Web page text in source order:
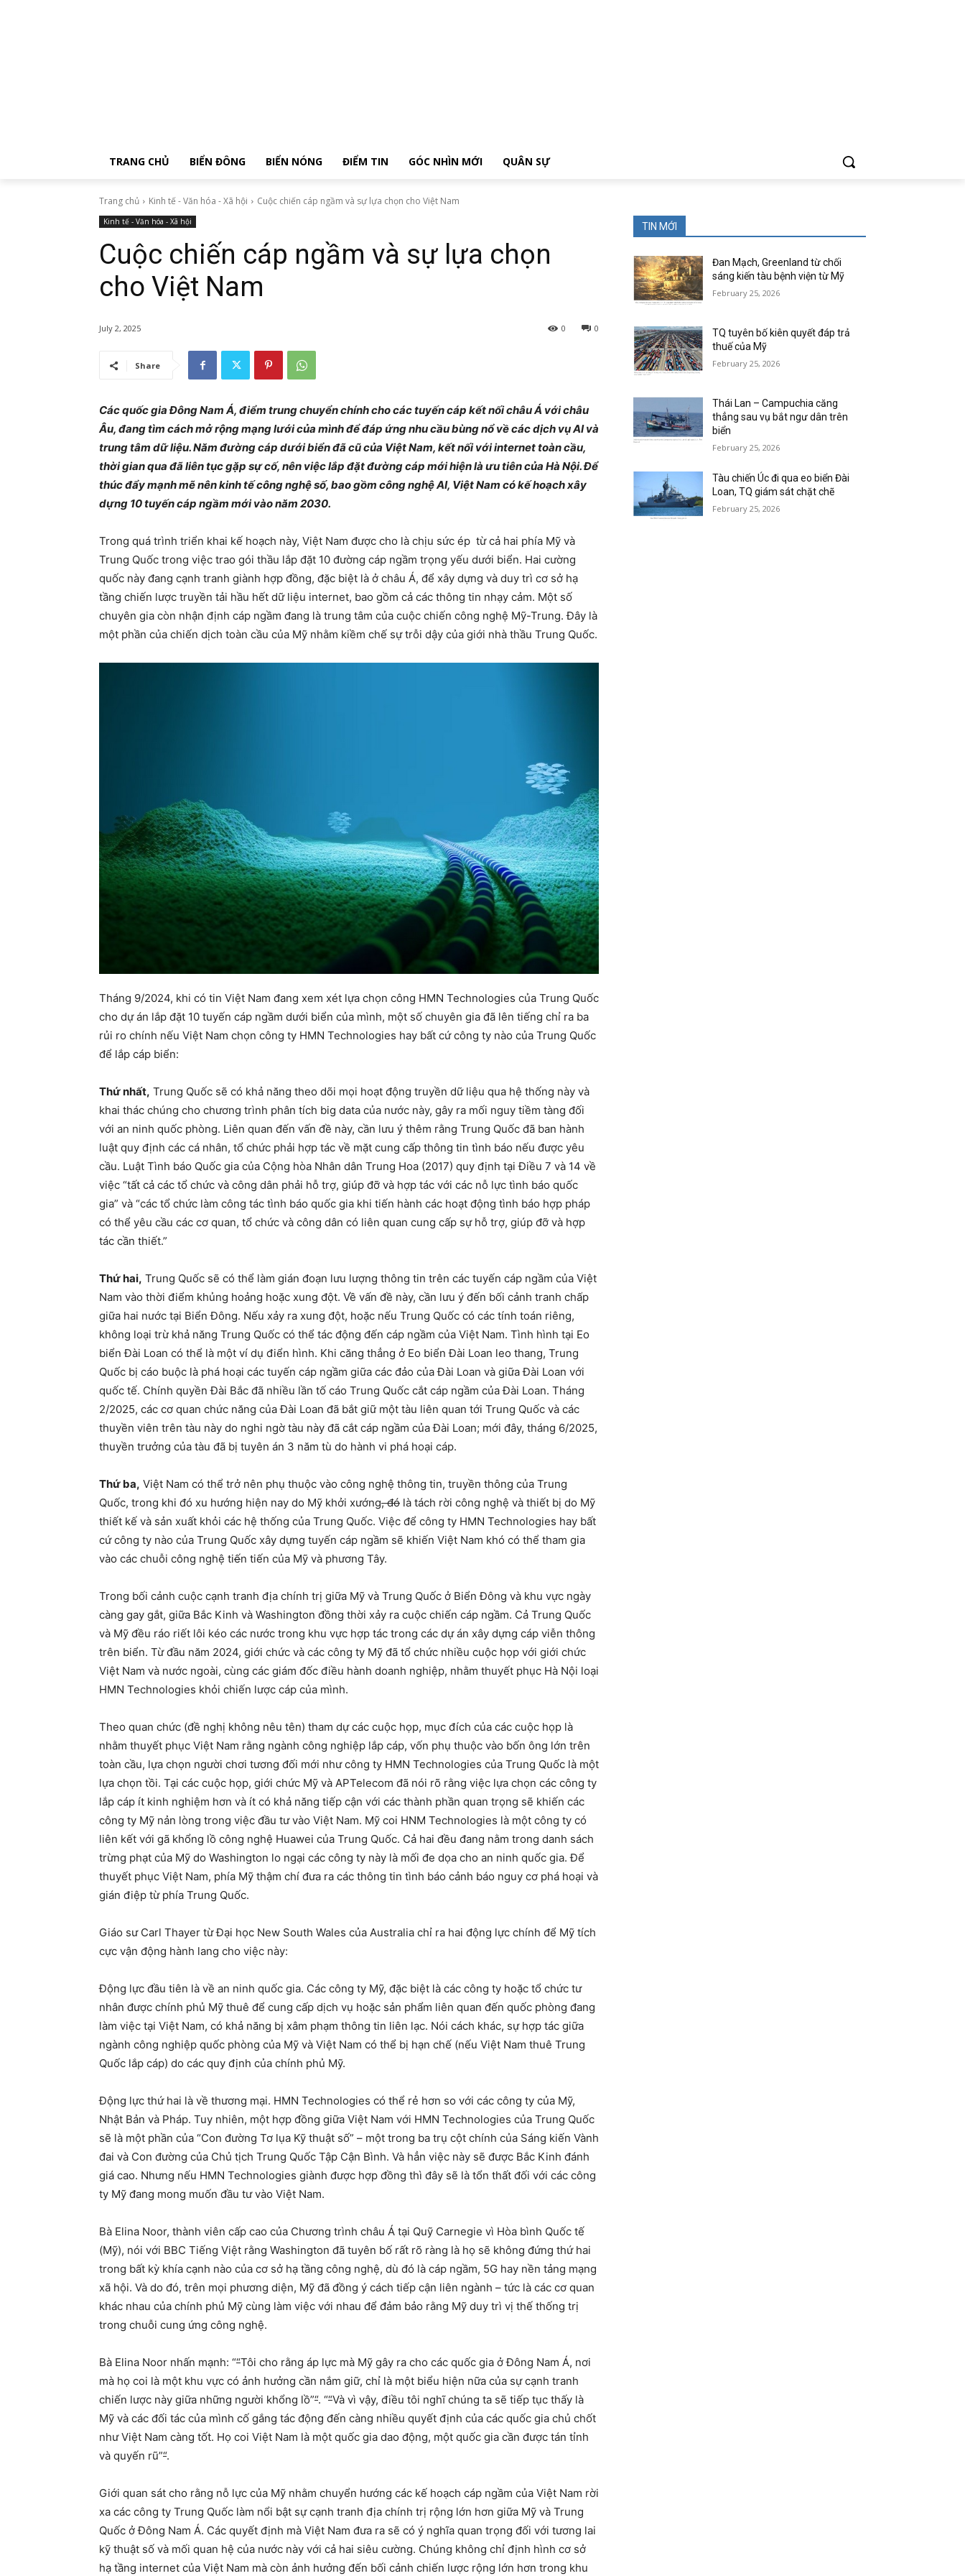
TRANG CHỦ BIỂN ĐÔNG BIỂN NÓNG ĐIỂM TIN GÓC NHÌN MỚI QUÂN SỰ
Trang chủ Kinh tế - Văn hóa - Xã hội Cuộc chiến cáp ngầm và sự lựa chọn cho Việt Nam
Kinh tế - Văn hóa - Xã hội
Cuộc chiến cáp ngầm và sự lựa chọn
cho Việt Nam
July 2, 2025 0
0
Share
Các quốc gia Đông Nam Á, điểm trung chuyển chính cho các tuyến cáp kết nối châu Á với châu
Âu, đang tìm cách mở rộng mạng lưới của mình để đáp ứng nhu cầu bùng nổ về các dịch vụ AI và
trung tâm dữ liệu. Năm đường cáp dưới biển đã cũ của Việt Nam, kết nối với internet toàn cầu,
thời gian qua đã liên tục gặp sự cố, nên việc lắp đặt đường cáp mới hiện là ưu tiên của Hà Nội. Để
thúc đẩy mạnh mẽ nên kinh tế công nghệ số, bao gồm công nghệ AI, Việt Nam có kế hoạch xây
dựng 10 tuyến cáp ngầm mới vào năm 2030.
Trong quá trình triển khai kế hoạch này, Việt Nam được cho là chịu sức ép từ cả hai phía Mỹ và
Trung Quốc trong việc trao gói thầu lắp đặt 10 đường cáp ngầm trọng yếu dưới biển. Hai cường
quốc này đang cạnh tranh giành hợp đồng, đặc biệt là ở châu Á, để xây dựng và duy trì cơ sở hạ
tầng chiến lược truyền tải hầu hết dữ liệu internet, bao gồm cả các thông tin nhạy cảm. Một số
chuyên gia còn nhận định cáp ngầm đang là trung tâm của cuộc chiến công nghệ Mỹ-Trung. Đây là
một phần của chiến dịch toàn cầu của Mỹ nhằm kiềm chế sự trỗi dậy của giới nhà thầu Trung Quốc.
Tháng 9/2024, khi có tin Việt Nam đang xem xét lựa chọn công HMN Technologies của Trung Quốc
cho dự án lắp đặt 10 tuyến cáp ngầm dưới biển của mình, một số chuyên gia đã lên tiếng chỉ ra ba
rủi ro chính nếu Việt Nam chọn công ty HMN Technologies hay bất cứ công ty nào của Trung Quốc
để lắp cáp biển:
Thứ nhất, Trung Quốc sẽ có khả năng theo dõi mọi hoạt động truyền dữ liệu qua hệ thống này và
khai thác chúng cho chương trình phân tích big data của nước này, gây ra mối nguy tiềm tàng đối
với an ninh quốc phòng. Liên quan đến vấn đề này, cần lưu ý thêm rằng Trung Quốc đã ban hành
luật quy định các cá nhân, tổ chức phải hợp tác về mặt cung cấp thông tin tình báo nếu được yêu
cầu. Luật Tình báo Quốc gia của Cộng hòa Nhân dân Trung Hoa (2017) quy định tại Điều 7 và 14 về
việc “tất cả các tổ chức và công dân phải hỗ trợ, giúp đỡ và hợp tác với các nỗ lực tình báo quốc
gia” và “các tổ chức làm công tác tình báo quốc gia khi tiến hành các hoạt động tình báo hợp pháp
có thể yêu cầu các cơ quan, tổ chức và công dân có liên quan cung cấp sự hỗ trợ, giúp đỡ và hợp
tác cần thiết.”
Thứ hai, Trung Quốc sẽ có thể làm gián đoạn lưu lượng thông tin trên các tuyến cáp ngầm của Việt
Nam vào thời điểm khủng hoảng hoặc xung đột. Về vấn đề này, cần lưu ý đến bối cảnh tranh chấp
giữa hai nước tại Biển Đông. Nếu xảy ra xung đột, hoặc nếu Trung Quốc có các tính toán riêng,
không loại trừ khả năng Trung Quốc có thể tác động đến cáp ngầm của Việt Nam. Tình hình tại Eo
biển Đài Loan có thể là một ví dụ điển hình. Khi căng thẳng ở Eo biển Đài Loan leo thang, Trung
Quốc bị cáo buộc là phá hoại các tuyến cáp ngầm giữa các đảo của Đài Loan và giữa Đài Loan với
quốc tế. Chính quyền Đài Bắc đã nhiều lần tố cáo Trung Quốc cắt cáp ngầm của Đài Loan. Tháng
2/2025, các cơ quan chức năng của Đài Loan đã bắt giữ một tàu liên quan tới Trung Quốc và các
thuyền viên trên tàu này do nghi ngờ tàu này đã cắt cáp ngầm của Đài Loan; mới đây, tháng 6/2025,
thuyền trưởng của tàu đã bị tuyên án 3 năm tù do hành vi phá hoại cáp.
Thứ ba, Việt Nam có thể trở nên phụ thuộc vào công nghệ thông tin, truyền thông của Trung
Quốc, trong khi đó xu hướng hiện nay do Mỹ khởi xướng, đó là tách rời công nghệ và thiết bị do Mỹ
thiết kế và sản xuất khỏi các hệ thống của Trung Quốc. Việc để công ty HMN Technologies hay bất
cứ công ty nào của Trung Quốc xây dựng tuyến cáp ngầm sẽ khiến Việt Nam khó có thể tham gia
vào các chuỗi công nghệ tiến tiến của Mỹ và phương Tây.
Trong bối cảnh cuộc cạnh tranh địa chính trị giữa Mỹ và Trung Quốc ở Biển Đông và khu vực ngày
càng gay gắt, giữa Bắc Kinh và Washington đồng thời xảy ra cuộc chiến cáp ngầm. Cả Trung Quốc
và Mỹ đều ráo riết lôi kéo các nước trong khu vực hợp tác trong các dự án xây dựng cáp viễn thông
trên biển. Từ đầu năm 2024, giới chức và các công ty Mỹ đã tổ chức nhiều cuộc họp với giới chức
Việt Nam và nước ngoài, cùng các giám đốc điều hành doanh nghiệp, nhằm thuyết phục Hà Nội loại
HMN Technologies khỏi chiến lược cáp của mình.
Theo quan chức (đề nghị không nêu tên) tham dự các cuộc họp, mục đích của các cuộc họp là
nhằm thuyết phục Việt Nam rằng ngành công nghiệp lắp cáp, vốn phụ thuộc vào bốn ông lớn trên
toàn cầu, lựa chọn người chơi tương đối mới như công ty HMN Technologies của Trung Quốc là một
lựa chọn tồi. Tại các cuộc họp, giới chức Mỹ và APTelecom đã nói rõ rằng việc lựa chọn các công ty
lắp cáp ít kinh nghiệm hơn và ít có khả năng tiếp cận với các thành phần quan trọng sẽ khiến các
công ty Mỹ nản lòng trong việc đầu tư vào Việt Nam. Mỹ coi HNM Technologies là một công ty có
liên kết với gã khổng lồ công nghệ Huawei của Trung Quốc. Cả hai đều đang nằm trong danh sách
trừng phạt của Mỹ do Washington lo ngại các công ty này là mối đe dọa cho an ninh quốc gia. Để
thuyết phục Việt Nam, phía Mỹ thậm chí đưa ra các thông tin tình báo cảnh báo nguy cơ phá hoại và
gián điệp từ phía Trung Quốc.
Giáo sư Carl Thayer từ Đại học New South Wales của Australia chỉ ra hai động lực chính để Mỹ tích
cực vận động hành lang cho việc này:
Động lực đầu tiên là về an ninh quốc gia. Các công ty Mỹ, đặc biệt là các công ty hoặc tổ chức tư
nhân được chính phủ Mỹ thuê để cung cấp dịch vụ hoặc sản phẩm liên quan đến quốc phòng đang
làm việc tại Việt Nam, có khả năng bị xâm phạm thông tin liên lạc. Nói cách khác, sự hợp tác giữa
ngành công nghiệp quốc phòng của Mỹ và Việt Nam có thể bị hạn chế (nếu Việt Nam thuê Trung
Quốc lắp cáp) do các quy định của chính phủ Mỹ.
Động lực thứ hai là về thương mại. HMN Technologies có thể rẻ hơn so với các công ty của Mỹ,
Nhật Bản và Pháp. Tuy nhiên, một hợp đồng giữa Việt Nam với HMN Technologies của Trung Quốc
sẽ là một phần của “Con đường Tơ lụa Kỹ thuật số” – một trong ba trụ cột chính của Sáng kiến Vành
đai và Con đường của Chủ tịch Trung Quốc Tập Cận Bình. Và hẳn việc này sẽ được Bắc Kinh đánh
giá cao. Nhưng nếu HMN Technologies giành được hợp đồng thì đây sẽ là tổn thất đối với các công
ty Mỹ đang mong muốn đầu tư vào Việt Nam.
Bà Elina Noor, thành viên cấp cao của Chương trình châu Á tại Quỹ Carnegie vì Hòa bình Quốc tế
(Mỹ), nói với BBC Tiếng Việt rằng Washington đã tuyên bố rất rõ ràng là họ sẽ không đứng thứ hai
trong bất kỳ khía cạnh nào của cơ sở hạ tầng công nghệ, dù đó là cáp ngầm, 5G hay nền tảng mạng
xã hội. Và do đó, trên mọi phương diện, Mỹ đã đồng ý cách tiếp cận liên ngành – tức là các cơ quan
khác nhau của chính phủ Mỹ cùng làm việc với nhau để đảm bảo rằng Mỹ duy trì vị thế thống trị
trong chuỗi cung ứng công nghệ.
Bà Elina Noor nhấn mạnh: ““Tôi cho rằng áp lực mà Mỹ gây ra cho các quốc gia ở Đông Nam Á, nơi
mà họ coi là một khu vực có ảnh hưởng cần nắm giữ, chỉ là một biểu hiện nữa của sự cạnh tranh
chiến lược này giữa những người khổng lồ”“. ““Và vì vậy, điều tôi nghĩ chúng ta sẽ tiếp tục thấy là
Mỹ và các đối tác của mình cố gắng tác động đến càng nhiều quyết định của các quốc gia chủ chốt
như Việt Nam càng tốt. Họ coi Việt Nam là một quốc gia dao động, một quốc gia cần được tán tỉnh
và quyến rũ”“.
Giới quan sát cho rằng nỗ lực của Mỹ nhằm chuyển hướng các kế hoạch cáp ngầm của Việt Nam rời
xa các công ty Trung Quốc làm nổi bật sự cạnh tranh địa chính trị rộng lớn hơn giữa Mỹ và Trung
Quốc ở Đông Nam Á. Các quyết định mà Việt Nam đưa ra sẽ có ý nghĩa quan trọng đối với tương lai
kỹ thuật số và mối quan hệ của nước này với cả hai siêu cường. Chúng không chỉ định hình cơ sở
hạ tầng internet của Việt Nam mà còn ảnh hưởng đến bối cảnh chiến lược rộng lớn hơn trong khu
TIN MỚI
Đan Mạch, Greenland từ chối
sáng kiến tàu bệnh viện từ Mỹ
February 25, 2026
TQ tuyên bố kiên quyết đáp trả
thuế của Mỹ
February 25, 2026
Thái Lan – Campuchia căng
thẳng sau vụ bắt ngư dân trên
biển
February 25, 2026
Tàu chiến Úc đi qua eo biển Đài
Loan, TQ giám sát chặt chẽ
February 25, 2026